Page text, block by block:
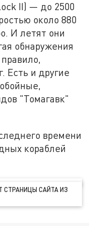
II) — до 2500
около 880
И летят они
обнаружения
Есть и другие
"Томагавк"
времени
кораблей
СТРАНИЦЫ САЙТА ИЗ